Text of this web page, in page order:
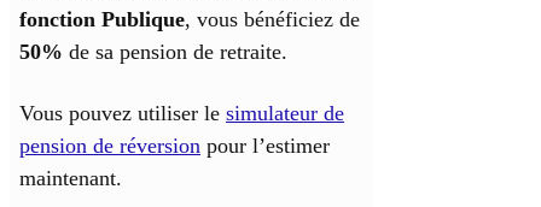
fonction Publique, vous bénéficiez de
50% de sa pension de retraite.
Vous pouvez utiliser le simulateur de
pension de réversion pour l’estimer
maintenant.